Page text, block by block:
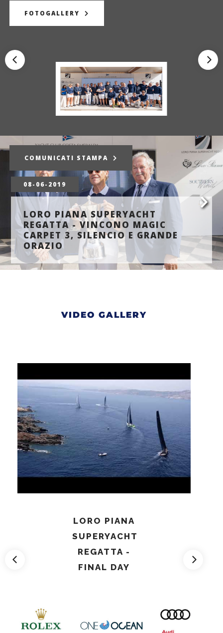
FOTOGALLERY
COMUNICATI STAMPA
08-06-2019
LORO PIANA SUPERYACHT
REGATTA - VINCONO MAGIC
CARPET 3, SILENCIO E GRANDE
ORAZIO
VIDEO GALLERY
LORO PIANA
SUPERYACHT
REGATTA -
FINAL DAY